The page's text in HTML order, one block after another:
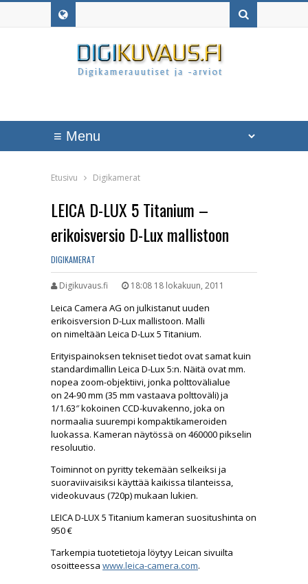
Etusivu Digikamerat
LEICA D-LUX 5 Titanium –
erikoisversio D-Lux mallistoon
DIGIKAMERAT
Digikuvaus.fi 18:08 18 lokakuun, 2011
Leica Camera AG on julkistanut uuden
erikoisversion D-Lux mallistoon. Malli
on nimeltään Leica D-Lux 5 Titanium.
Erityispainoksen tekniset tiedot ovat samat kuin
standardimallin Leica D-Lux 5:n. Näitä ovat mm.
nopea zoom-objektiivi, jonka polttovälialue
on 24-90 mm ​​(35 mm vastaava polttoväli) ja
1/1.63″ kokoinen CCD-kuvakenno, joka on
normaalia suurempi kompaktikameroiden
luokassa. Kameran näytössä on 460000 pikselin
resoluutio.
Toiminnot on pyritty tekemään selkeiksi ja
suoraviivaisiksi käyttää kaikissa tilanteissa,
videokuvaus (720p) mukaan lukien.
LEICA D-LUX 5 Titanium kameran suositushinta on
950 €
Tarkempia tuotetietoja löytyy Leican sivuilta
osoitteessa www.leica-camera.com.